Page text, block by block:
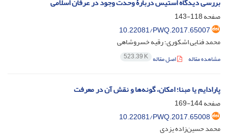
صفحه118-143
10.22081/PWQ.2017.65007
محمد فنایی اشکوری؛ رقیه خسروشاهی
مشاهده مقاله اصل مقاله 523.39 K
پارادایم یا مبنا؛ امکان، گونه‌ها و نقش آن در معرفت
صفحه144-169
10.22081/PWQ.2017.65008
محمد حسین‌زاده یزدی